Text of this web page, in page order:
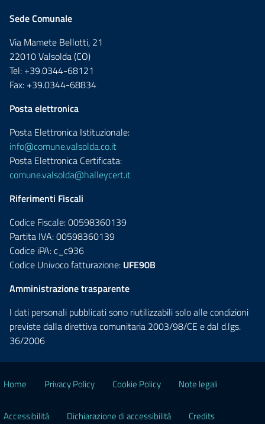
Sede Comunale
Via Mamete Bellotti, 21
22010 Valsolda (CO)
Tel: +39.0344-68121
Fax: +39.0344-68834
Posta elettronica
Posta Elettronica Istituzionale:
info@comune.valsolda.co.it
Posta Elettronica Certificata:
comune.valsolda@halleycert.it
Riferimenti Fiscali
Codice Fiscale: 00598360139
Partita IVA: 00598360139
Codice iPA: c_c936
Codice Univoco fatturazione: UFE90B
Amministrazione trasparente
I dati personali pubblicati sono riutilizzabili solo alle condizioni
previste dalla direttiva comunitaria 2003/98/CE e dal d.lgs.
36/2006
Home Privacy Policy Cookie Policy Note legali
Accessibilità Dichiarazione di accessibilità Credits